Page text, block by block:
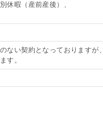
休暇（産前産後）、
い契約となっておりますが、
す。